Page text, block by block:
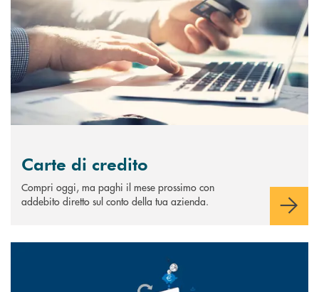
Carte di credito
Compri oggi, ma paghi il mese prossimo con
addebito diretto sul conto della tua azienda.